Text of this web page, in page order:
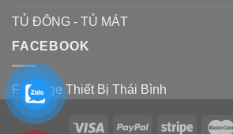
TỦ ĐÔNG - TỦ MÁT
FACEBOOK
Fanpage Thiết Bị Thái Bình